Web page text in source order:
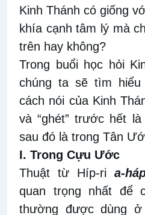
Kinh Thánh có giống
khía cạnh tâm lý mà
trên hay không?
Trong buổi học hỏi
chúng ta sẽ tìm
cách nói của Kinh
và “ghét” trước hết
sau đó là trong Tân
I. Trong Cựu Ước
Thuật từ Híp-ri a-
quan trọng nhất để
thường được dùng